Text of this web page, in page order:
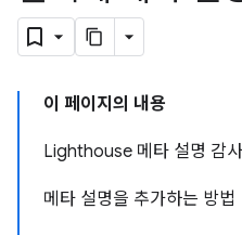
이 페이지의 내용
Lighthouse 메타 설명 감
메타 설명을 추가하는 방법